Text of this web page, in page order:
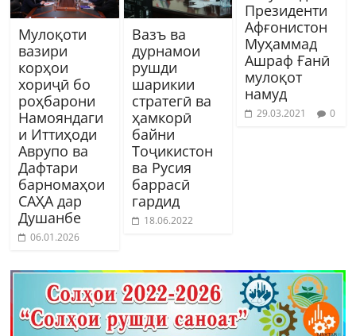
Мулоқоти
вазири
корҳои
хориҷӣ бо
роҳбарони
Намояндаги
и Иттиҳоди
Аврупо ва
Дафтари
барномаҳои
САҲА дар
Душанбе
06.01.2026
Вазъ ва
дурнамои
рушди
шарикии
стратегӣ ва
ҳамкорӣ
байни
Тоҷикистон
ва Русия
баррасӣ
гардид
18.06.2022
Президенти
Афғонистон
Муҳаммад
Ашраф Ғанӣ
мулоқот
намуд
29.03.2021 0